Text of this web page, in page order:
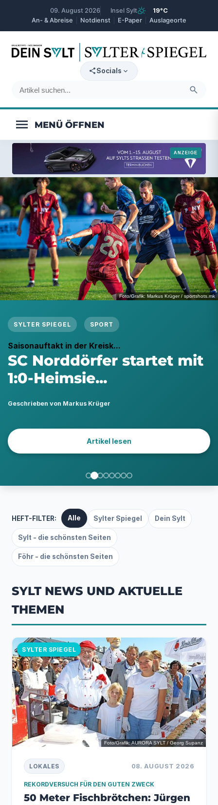
09. August 2026 Insel Syltpartly_cloudy_day
19°C
An- & Abreise
Notdienst E-Paper Auslageorte
search
Socials expand_more
menu
Foto/Grafik: Markus Krüger / sportshots.mk
SYLTER SPIEGEL SPORT
Saisonauftakt in der Kreisk...
SC Norddörfer startet mit
1:0-Heimsie...
Geschrieben von Markus Krüger
Artikel lesen
HEFT-FILTER: Alle Sylter Spiegel Dein Sylt
Sylt - die schönsten Seiten
Föhr - die schönsten Seiten
SYLT NEWS UND AKTUELLE
THEMEN
SYLTER SPIEGEL
Foto/Grafik: AURORA SYLT / Georg Supanz
08. AUGUST 2026
LOKALES
REKORDVERSUCH FÜR DEN GUTEN ZWECK
50 Meter Fischbrötchen: Jürgen